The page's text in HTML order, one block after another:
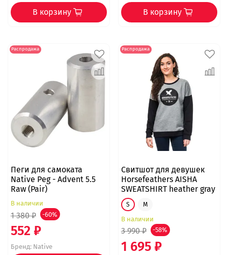
В корзину В корзину
Распродажа
Пеги для самоката
Native Peg - Advent 5.5
Raw (Pair)
В наличии
1 380 ₽ -60%
552 ₽
Бренд:Native
Распродажа
Свитшот для девушек
Horsefeathers AISHA
SWEATSHIRT heather gray
S M
В наличии
3 990 ₽ -58%
1 695 ₽